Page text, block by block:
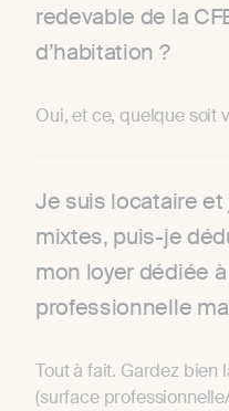
redevable de la
d’habitation ?
Oui, et ce, quelque soit
Je suis locataire et
mixtes, puis-je
mon loyer dédiée
professionnelle
Tout à fait. Gardez bien
(surface